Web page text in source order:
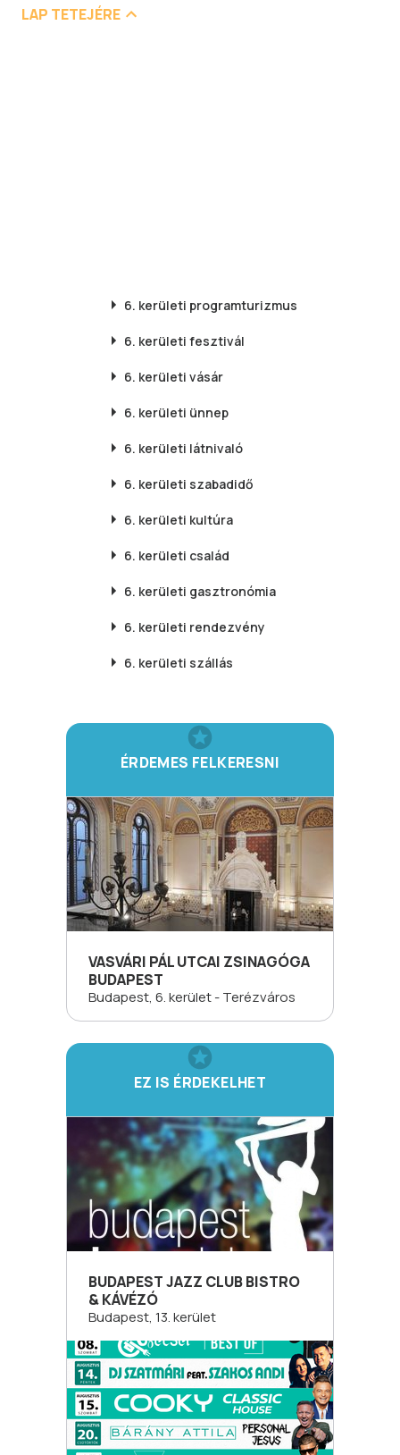
LAP TETEJÉRE
6. kerületi programturizmus
6. kerületi fesztivál
6. kerületi vásár
6. kerületi ünnep
6. kerületi látnivaló
6. kerületi szabadidő
6. kerületi kultúra
6. kerületi család
6. kerületi gasztronómia
6. kerületi rendezvény
6. kerületi szállás
ÉRDEMES FELKERESNI
VASVÁRI PÁL UTCAI ZSINAGÓGA
BUDAPEST
Budapest, 6. kerület - Terézváros
EZ IS ÉRDEKELHET
BUDAPEST JAZZ CLUB BISTRO
& KÁVÉZÓ
Budapest, 13. kerület